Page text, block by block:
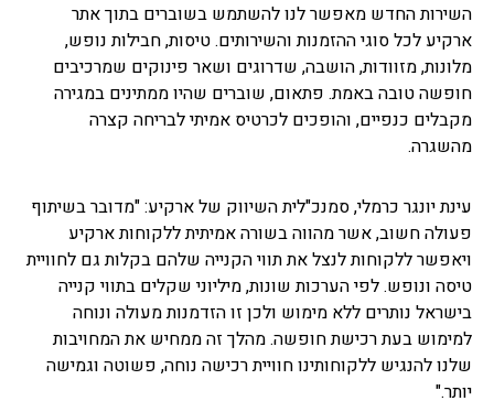
השירות החדש מאפשר לנו להשתמש בשוברים בתוך אתר
ארקיע לכל סוגי ההזמנות והשירותים. טיסות, חבילות נופש,
מלונות, מזוודות, הושבה, שדרוגים ושאר פינוקים שמרכיבים
חופשה טובה באמת. פתאום, שוברים שהיו ממתינים במגירה
מקבלים כנפיים, והופכים לכרטיס אמיתי לבריחה קצרה
מהשגרה.
עינת יונגר כרמלי, סמנכ"לית השיווק של ארקיע: "מדובר בשיתוף
פעולה חשוב, אשר מהווה בשורה אמיתית ללקוחות ארקיע
ויאפשר ללקוחות לנצל את תווי הקנייה שלהם בקלות גם לחוויית
טיסה ונופש. לפי הערכות שונות, מיליוני שקלים בתווי קנייה
בישראל נותרים ללא מימוש ולכן זו הזדמנות מעולה ונוחה
למימוש בעת רכישת חופשה. מהלך זה ממחיש את המחויבות
שלנו להנגיש ללקוחותינו חוויית רכישה נוחה, פשוטה וגמישה
יותר."